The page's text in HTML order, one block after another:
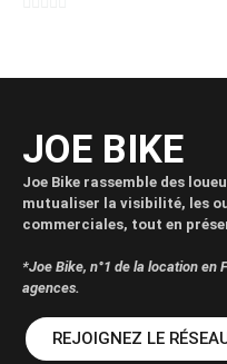
5
JOE BIKE
Joe Bike rassemble des
mutualiser la visibilité, les
commerciales, tout en
*Joe Bike, n°1 de la location en
agences.
REJOIGNEZ LE